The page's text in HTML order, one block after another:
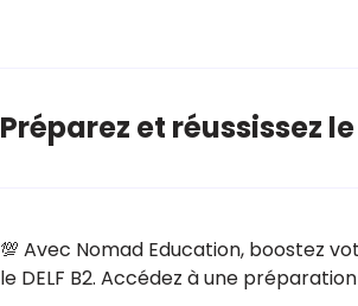
Préparez et réussissez
💯 Avec Nomad Education, boostez
le DELF B2. Accédez à une